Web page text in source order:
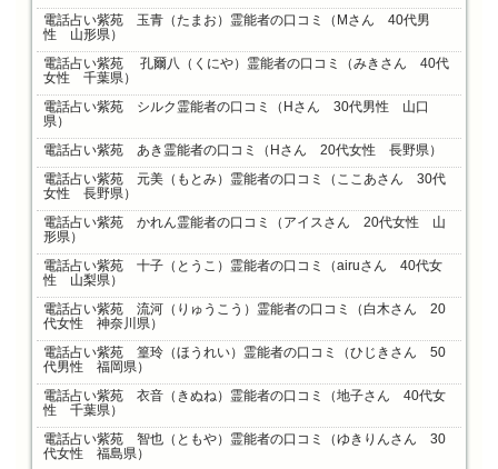
電話占い紫苑 玉青（たまお）霊能者の口コミ（Mさん 40代男
性 山形県）
電話占い紫苑 孔爾八（くにや）霊能者の口コミ（みきさん 40代
女性 千葉県）
電話占い紫苑 シルク霊能者の口コミ（Hさん 30代男性 山口
県）
電話占い紫苑 あき霊能者の口コミ（Hさん 20代女性 長野県）
電話占い紫苑 元美（もとみ）霊能者の口コミ（ここあさん 30代
女性 長野県）
電話占い紫苑 かれん霊能者の口コミ（アイスさん 20代女性 山
形県）
電話占い紫苑 十子（とうこ）霊能者の口コミ（airuさん 40代女
性 山梨県）
電話占い紫苑 流河（りゅうこう）霊能者の口コミ（白木さん 20
代女性 神奈川県）
電話占い紫苑 篁玲（ほうれい）霊能者の口コミ（ひじきさん 50
代男性 福岡県）
電話占い紫苑 衣音（きぬね）霊能者の口コミ（地子さん 40代女
性 千葉県）
電話占い紫苑 智也（ともや）霊能者の口コミ（ゆきりんさん 30
代女性 福島県）